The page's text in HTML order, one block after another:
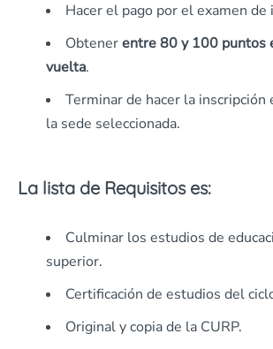
Hacer el pago por el examen de
Obtenerentre 80 y 100 puntos
vuelta.
Terminar de hacer la inscripción
la sede seleccionada.
La lista de Requisitos es:
Culminar los estudios de
superior.
Certificación de estudios del
Original y copia de la CURP.